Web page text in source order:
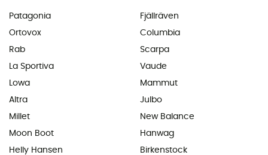
Patagonia
Ortovox
Rab
La Sportiva
Lowa
Altra
Millet
Moon Boot
Helly Hansen
Fjällräven
Columbia
Scarpa
Vaude
Mammut
Julbo
New Balance
Hanwag
Birkenstock